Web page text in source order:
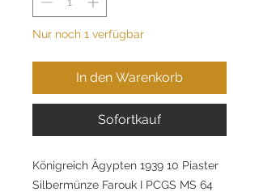
Nur noch 1 verfügbar
In den Warenkorb
Sofortkauf
Königreich Ägypten 1939 10 Piaster
Silbermünze Farouk I PCGS MS 64